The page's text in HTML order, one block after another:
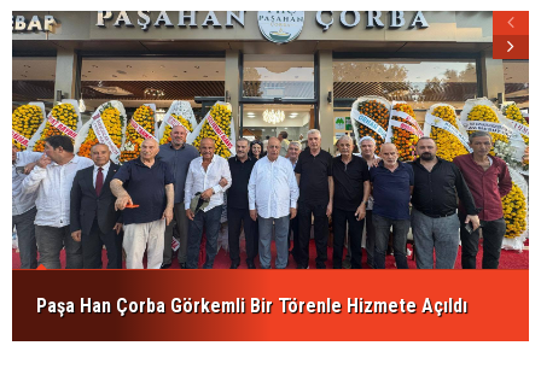
Paşa Han Çorba Görkemli Bir Törenle Hizmete Açıldı